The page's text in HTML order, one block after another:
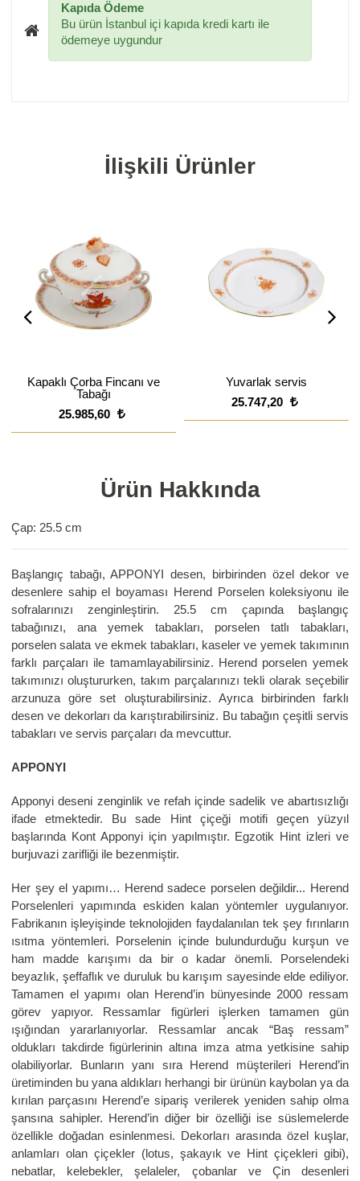
Kapıda Ödeme
Bu ürün İstanbul içi kapıda kredi kartı ile
ödemeye uygundur
İlişkili Ürünler
Kapaklı Çorba Fincanı ve
Tabağı
25.985,60
Yuvarlak servis
25.747,20
Ürün Hakkında
Çap: 25.5 cm
Başlangıç tabağı, APPONYIdesen, birbirinden özel dekor ve
desenlere sahip el boyaması Herend Porselen koleksiyonu ile
sofralarınızı zenginleştirin. 25.5 cm çapında başlangıç
tabağınızı, ana yemek tabakları, porselen tatlı tabakları,
porselen salata ve ekmek tabakları, kaseler ve yemek takımının
farklı parçaları ile tamamlayabilirsiniz. Herend porselen yemek
takımınızı oluştururken, takım parçalarınızı tekli olarak seçebilir
arzunuza göre set oluşturabilirsiniz. Ayrıca birbirinden farklı
desen ve dekorları da karıştırabilirsiniz. Bu tabağın çeşitli servis
tabakları ve servis parçaları da mevcuttur.
APPONYI
Apponyi deseni zenginlik ve refah içinde sadelik ve abartısızlığı
ifade etmektedir. Bu sade Hint çiçeği motifi geçen yüzyıl
başlarında Kont Apponyi için yapılmıştır. Egzotik Hint izleri ve
burjuvazi zarifliği ile bezenmiştir.
Her şey el yapımı… Herend sadece porselen değildir... Herend
Porselenleri yapımında eskiden kalan yöntemler uygulanıyor.
Fabrikanın işleyişinde teknolojiden faydalanılan tek şey fırınların
ısıtma yöntemleri. Porselenin içinde bulundurduğu kurşun ve
ham madde karışımı da bir o kadar önemli. Porselendeki
beyazlık, şeffaflık ve duruluk bu karışım sayesinde elde ediliyor.
Tamamen el yapımı olan Herend’in bünyesinde 2000 ressam
görev yapıyor. Ressamlar figürleri işlerken tamamen gün
ışığından yararlanıyorlar. Ressamlar ancak “Baş ressam”
oldukları takdirde figürlerinin altına imza atma yetkisine sahip
olabiliyorlar. Bunların yanı sıra Herend müşterileri Herend’in
üretiminden bu yana aldıkları herhangi bir ürünün kaybolan ya da
kırılan parçasını Herend’e sipariş verilerek yeniden sahip olma
şansına sahipler. Herend’in diğer bir özelliği ise süslemelerde
özellikle doğadan esinlenmesi. Dekorları arasında özel kuşlar,
anlamları olan çiçekler (lotus, şakayık ve Hint çiçekleri gibi),
nebatlar, kelebekler, şelaleler, çobanlar ve Çin desenleri